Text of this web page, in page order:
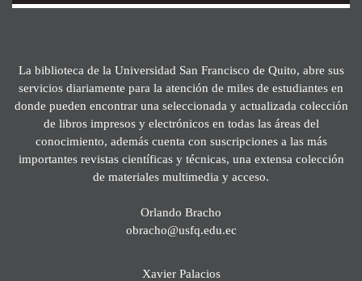
La biblioteca de la Universidad San Francisco de Quito, abre sus
servicios diariamente para la atención de miles de estudiantes en
donde pueden encontrar una seleccionada y actualizada colección
de libros impresos y electrónicos en todas las áreas del
conocimiento, además cuenta con suscripciones a las más
importantes revistas científicas y técnicas, una extensa colección
de materiales multimedia y acceso.
Orlando Bracho
obracho@usfq.edu.ec
Xavier Palacios